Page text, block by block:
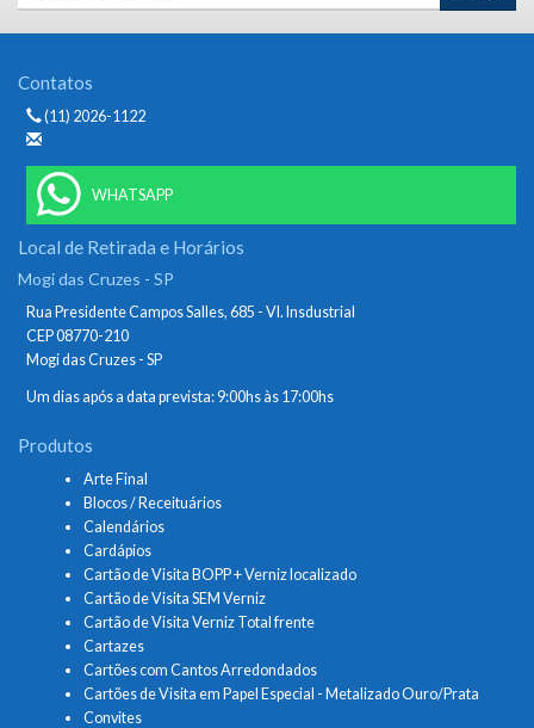
Contatos
(11) 2026-1122
WHATSAPP
Local de Retirada e Horários
Mogi das Cruzes - SP
Rua Presidente Campos Salles, 685 - Vl. Insdustrial
CEP 08770-210
Mogi das Cruzes - SP
Um dias após a data prevista: 9:00hs às 17:00hs
Produtos
Arte Final
Blocos / Receituários
Calendários
Cardápios
Cartão de Visita BOPP + Verniz localizado
Cartão de Visita SEM Verniz
Cartão de Visita Verniz Total frente
Cartazes
Cartões com Cantos Arredondados
Cartões de Visita em Papel Especial - Metalizado Ouro/Prata
Convites